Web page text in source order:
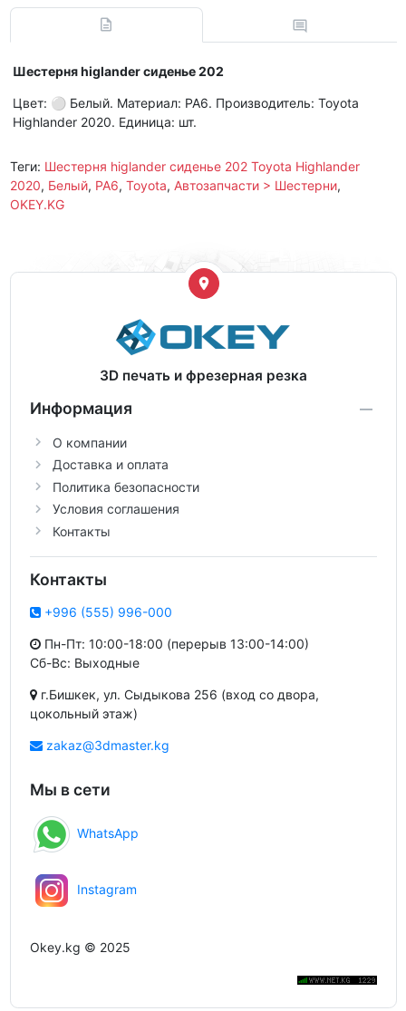
Шестерня higlander сиденье 202
Цвет: ⚪ Белый. Материал: PA6. Производитель: Toyota
Highlander 2020. Единица: шт.
Теги: Шестерня higlander сиденье 202 Toyota Highlander
2020, Белый, PA6, Toyota, Автозапчасти > Шестерни,
OKEY.KG
3D печать и фрезерная резка
Информация
О компании
Доставка и оплата
Политика безопасности
Условия соглашения
Контакты
Контакты
+996 (555) 996-000
Пн-Пт: 10:00-18:00 (перерыв 13:00-14:00)
Сб-Вс: Выходные
г.Бишкек, ул. Сыдыкова 256 (вход со двора,
цокольный этаж)
zakaz@3dmaster.kg
Мы в сети
WhatsApp
Instagram
Okey.kg © 2025